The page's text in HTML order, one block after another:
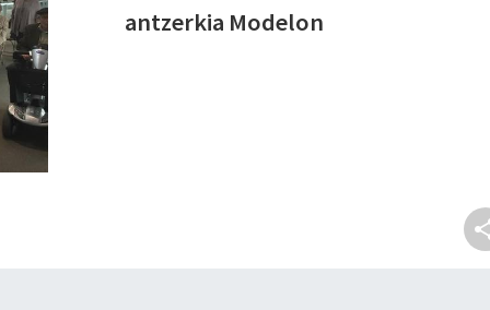
antzerkia Modelon